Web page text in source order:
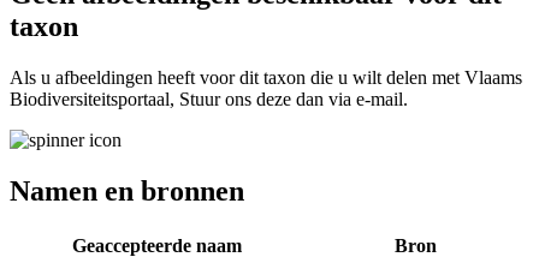
taxon
Als u afbeeldingen heeft voor dit taxon die u wilt delen met Vlaams
Biodiversiteitsportaal, Stuur ons deze dan via e-mail.
Namen en bronnen
Geaccepteerde naam Bron